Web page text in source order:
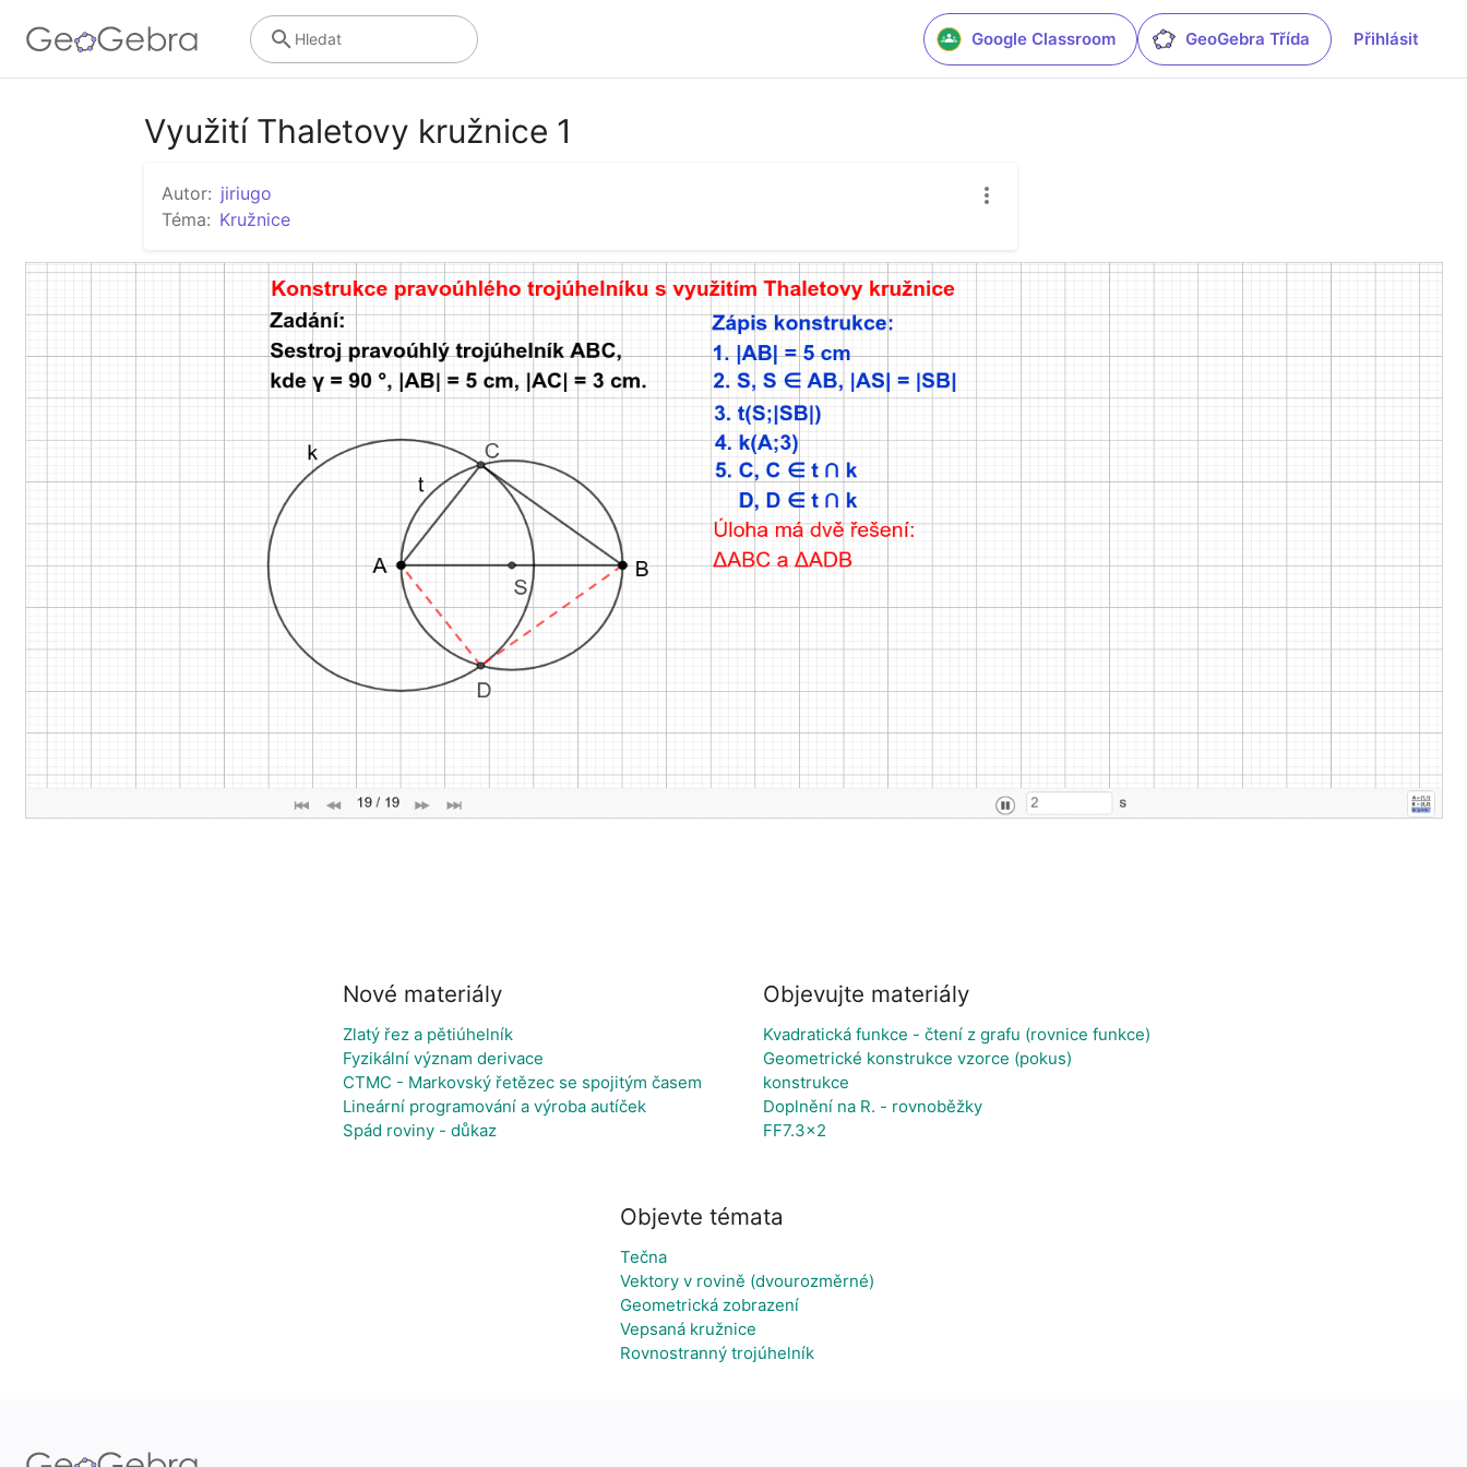
Google Classroom GeoGebra Třída Přihlásit
Hledat
Využití Thaletovy kružnice 1
Autor: jiriugo
Téma: Kružnice
Nové materiály
Zlatý řez a pětiúhelník
Fyzikální význam derivace
CTMC - Markovský řetězec se spojitým časem
Lineární programování a výroba autíček
Spád roviny - důkaz
Objevujte materiály
Kvadratická funkce - čtení z grafu (rovnice funkce)
Geometrické konstrukce vzorce (pokus)
konstrukce
Doplnění na R. - rovnoběžky
FF7.3x2
Objevte témata
Tečna
Vektory v rovině (dvourozměrné)
Geometrická zobrazení
Vepsaná kružnice
Rovnostranný trojúhelník